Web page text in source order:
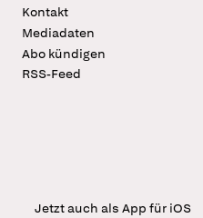
Kontakt
Mediadaten
Abo kündigen
RSS-Feed
Jetzt auch als App für iOS